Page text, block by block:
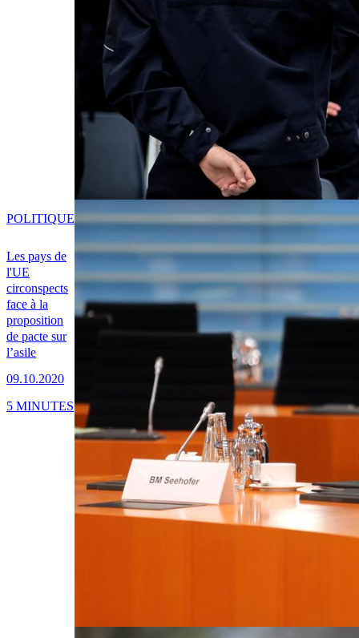
Les pays de
l'UE
circonspects
face à la
proposition
de pacte sur
l’asile
09.10.2020
POLITIQUE
5 MINUTES